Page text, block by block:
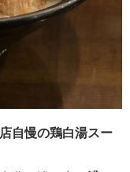
店自慢の鶏白湯スー